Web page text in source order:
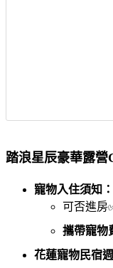
踏浪星辰豪華露營
寵物入住須知：
可否進房
攜帶寵物
花蓮寵物民宿